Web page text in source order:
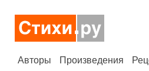
Авторы Произведения